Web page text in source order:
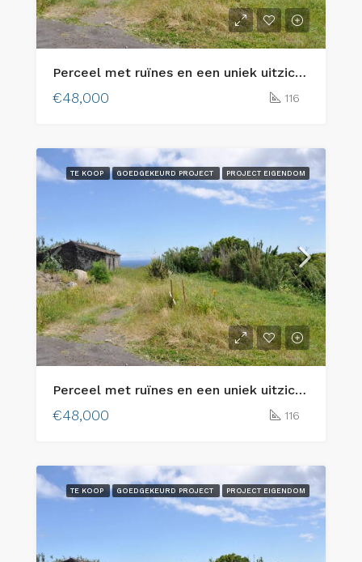
Perceel met ruïnes en een uniek uitzicht op de oceaan – Cedros (Sítio do Outeiro), eiland Faial
€48,000 116
TE KOOP GOEDGEKEURD PROJECT PROJECT EIGENDOM
Perceel met ruïnes en een uniek uitzicht op zee – Cedros (Sítio do Outeiro), Faial
€48,000 116
TE KOOP GOEDGEKEURD PROJECT PROJECT EIGENDOM